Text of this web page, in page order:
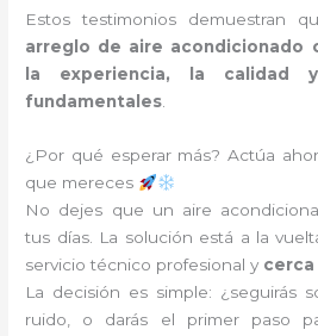
Estos testimonios demuestran
arreglo de aire acondicionado
la experiencia, la calidad
fundamentales.
¿Por qué esperar más? Actúa
que mereces
No dejes que un aire
tus días. La solución está a la
servicio técnico profesional y cerca
La decisión es simple: ¿seguirás
ruido, o darás el primer paso